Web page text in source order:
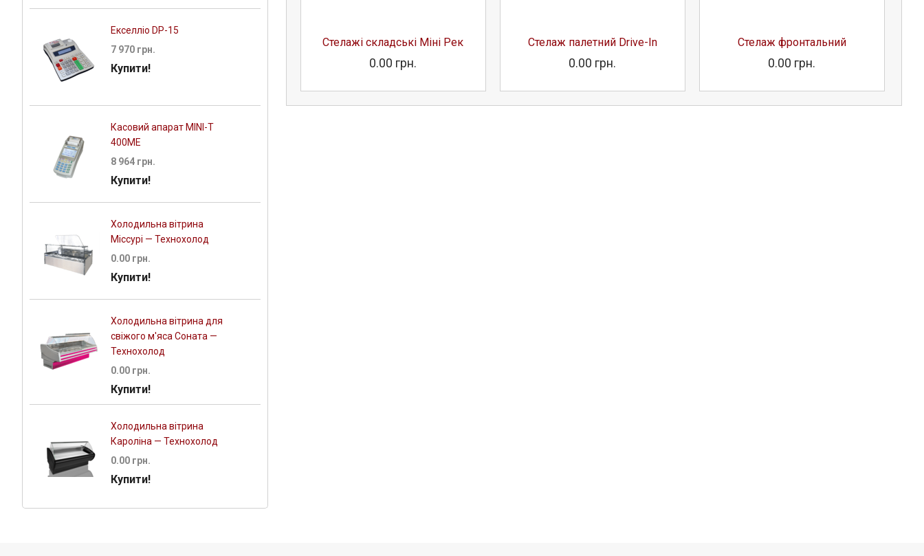
Екселліо DP-15
7 970 грн.
Купити!
Касовий апарат MINI-Т
400ME
8 964 грн.
Купити!
Холодильна вітрина
Міссурі — Технохолод
0.00 грн.
Купити!
Холодильна вітрина для
свіжого м'яса Соната —
Технохолод
0.00 грн.
Купити!
Холодильна вітрина
Кароліна — Технохолод
0.00 грн.
Купити!
Стелажі складські Міні Рек
0.00 грн.
Стелаж палетний Drive-In
0.00 грн.
Стелаж фронтальний
0.00 грн.